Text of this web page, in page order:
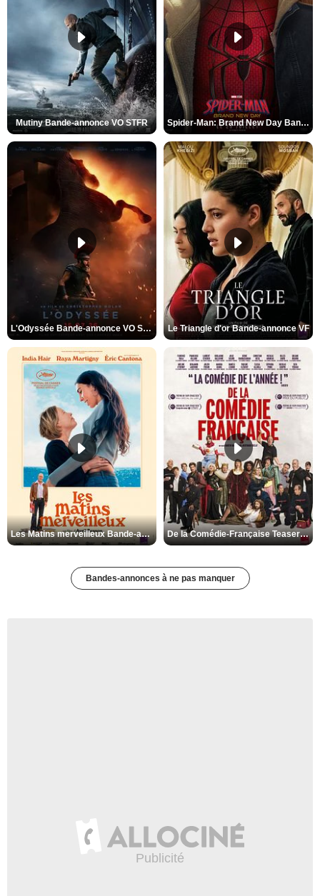
Mutiny Bande-annonce VO STFR Spider-Man: Brand New Day Bande-annonce VO STFR
L'Odyssée Bande-annonce VO STFR Le Triangle d'or Bande-annonce VF
Les Matins merveilleux Bande-annonce VF De la Comédie-Française Teaser VF
Bandes-annonces à ne pas manquer